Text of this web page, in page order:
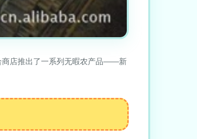
商店推出了一系列无暇农产品——新